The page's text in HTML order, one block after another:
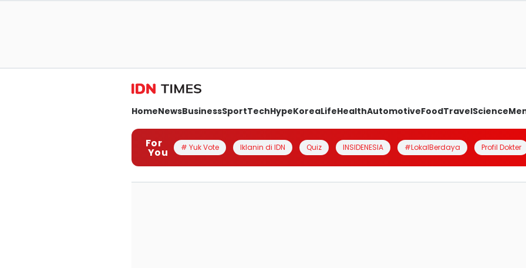
HomeNewsBusinessSportTechHypeKoreaLifeHealthAutomotiveFoodTravelScience
For
You # Yuk Vote Iklanin di IDN Quiz INSIDENESIA #LokalBerdaya Profil Dokter